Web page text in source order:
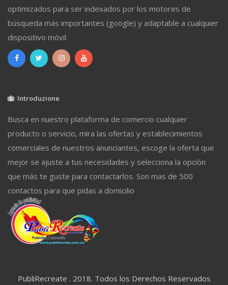
optimizados para ser indexados por los motores de
búsqueda más importantes (google) y adaptable a cualquier
dispositivo móvil.
Introduzione
Busca en nuestro plataforma de comercio cualquier
producto o servicio, mira las ofertas y establecimientos
comerciales de nuestros anunciantes, escoge la oferta que
mejor se ajuste a tus necesidades y selecciona la opción
que más te guste para contactarlos. Son mas de 500
contactos para que pidas a domicilio
PubliRecreate . 2018. Todos los Derechos Reservados